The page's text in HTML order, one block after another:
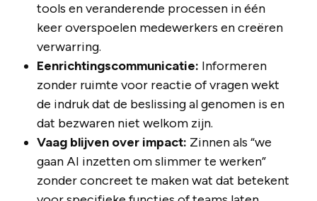
tools en veranderende processen in één
keer overspoelen medewerkers en creëren
verwarring.
Eenrichtingscommunicatie: Informeren
zonder ruimte voor reactie of vragen wekt
de indruk dat de beslissing al genomen is en
dat bezwaren niet welkom zijn.
Vaag blijven over impact: Zinnen als “we
gaan AI inzetten om slimmer te werken”
zonder concreet te maken wat dat betekent